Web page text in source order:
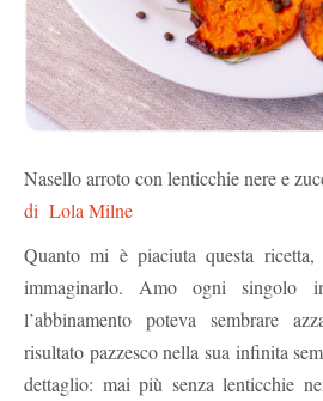
Nasello arroto con lenticchie nere e
di Lola Milne
Quanto mi è piaciuta questa
immaginarlo. Amo ogni singolo
l’abbinamento poteva sembrare
risultato pazzesco nella sua infinita
dettaglio: mai più senza lenticchie